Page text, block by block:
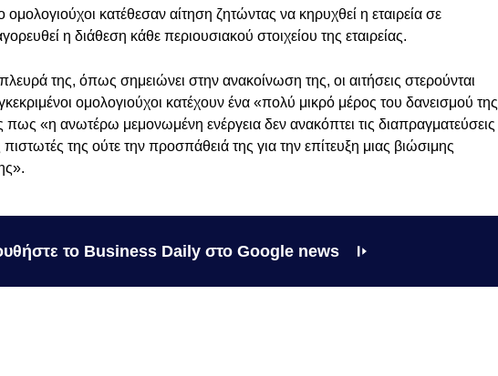
ομολογιούχοι κατέθεσαν αίτηση ζητώντας να κηρυχθεί η εταιρεία σε
η διάθεση κάθε περιουσιακού στοιχείου της εταιρείας.
της, όπως σημειώνει στην ανακοίνωση της, οι αιτήσεις στερούνται
ομολογιούχοι κατέχουν ένα «πολύ μικρό μέρος του δανεισμού της
πως «η ανωτέρω μεμονωμένη ενέργεια δεν ανακόπτει τις διαπραγματεύσεις
πιστωτές της ούτε την προσπάθειά της για την επίτευξη μιας βιώσιμης
το Business Daily στο Google news